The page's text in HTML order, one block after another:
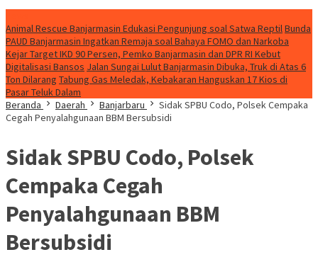
Animal Rescue Banjarmasin Edukasi Pengunjung soal Satwa ReptilBunda
PAUD Banjarmasin Ingatkan Remaja soal Bahaya FOMO dan Narkoba
Kejar Target IKD 90 Persen, Pemko Banjarmasin dan DPR RI Kebut
Digitalisasi Bansos Jalan Sungai Lulut Banjarmasin Dibuka, Truk di Atas 6
Ton Dilarang Tabung Gas Meledak, Kebakaran Hanguskan 17 Kios di
Pasar Teluk Dalam
Beranda
Daerah Banjarbaru
Sidak SPBU Codo, Polsek Cempaka
Cegah Penyalahgunaan BBM Bersubsidi
Sidak SPBU Codo, Polsek
Cempaka Cegah
Penyalahgunaan BBM
Bersubsidi